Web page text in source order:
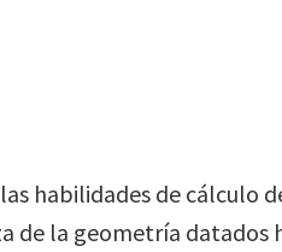
habilidades de cálculo
de la geometría datados